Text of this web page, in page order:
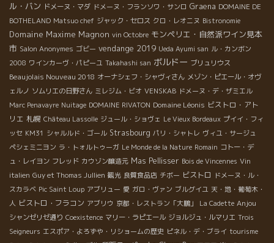
ル・バン ドメーヌ・マダ ドメーヌ・フランソワ・サンロ Graena DOMAINE DE
BOTHELAND Matsuo chef ジャック・セロス クロ・レオニヌ Bistronomie
Domaine Maxime Magnon vin Octobre モンペリエ・自然派ワイン見本
市 Salon Anonymes ゴビー vendange 2019 Ueda Ayumi san ル・カンボン
2008 ワインカーヴ・パピーユ Takahashi san ボルドー ブリュリウス
Beaujolais Nouveau 2018 オーナシェフ・シャヴィさん メゾン・ピエール・オヴ
ェルノ ソムリエの日野さん ミレジム・ビオ VENSKAB ドメーヌ・デ・ザミエル
Marc Penavayre Nuitage DOMAINE RIVATON Domaine Léonis ビストロ・アト
リエ 札幌 Château Lassolle ジュール・ショヴェ Le Vieux Bordeaux プイイ・フィ
ッセ KM31 シャルルド・ゴール Strasbourg パリ・シャトレ ヴィユ・サージュ
ペシェミニヨン ラ・トォルトゥーガ Le Monde de la Nature Romain コトー・デ
ュ・レイヨン フレッド カウゾン醸造元 Mas Pellisser Bois de Vincennes Vin
italien Guy et Thomas Jullien 観光 良質食品店 チボー ビストロ ドメーヌ・ル・
スカラベ Pic Saint Loup アブリュー 愛 ガロ・ヴァン ブルグイユ 天・地・葡萄木・
人 ビストロ・フラコン アブリウ 京都・レストラン「大鵬」 La Cadette Anjou
シャンゼリゼ通り Coexistence マリー・ラピエール ジョルジュ・ルマリエ Trois
Seigneurs エスポア・よろずや・リショームの歴史 ピネル・デ・ブライ tourisme